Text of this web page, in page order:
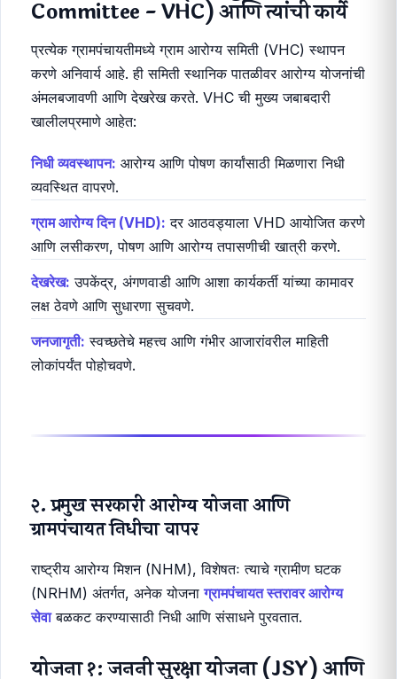
आरोग्य सेवाप्रभावी करण्यासाठी, उपकेंद्र आणि प्राथमिक
आरोग्य केंद्रात समन्वय साधणे आवश्यक आहे.
ग्राम आरोग्य समिती (Village Health
Committee - VHC) आणि त्यांची कार्ये
प्रत्येक ग्रामपंचायतीमध्ये ग्राम आरोग्य समिती (VHC) स्थापन
करणे अनिवार्य आहे. ही समिती स्थानिक पातळीवर आरोग्य योजनांची
अंमलबजावणी आणि देखरेख करते. VHC ची मुख्य जबाबदारी
खालीलप्रमाणे आहेत:
निधी व्यवस्थापन:आरोग्य आणि पोषण कार्यांसाठी मिळणारा निधी
व्यवस्थित वापरणे.
ग्राम आरोग्य दिन (VHD): दर आठवड्याला VHD आयोजित करणे
आणि लसीकरण, पोषण आणि आरोग्य तपासणीची खात्री करणे.
लक्ष ठेवणे आणि सुधारणा सुचवणे.
लोकांपर्यंत पोहोचवणे.
२. प्रमुख सरकारी आरोग्य योजना आणि
ग्रामपंचायत निधीचा वापर